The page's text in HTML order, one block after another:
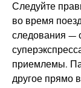
Следуйте
во время
следования —
приемлемы.
другое прямо